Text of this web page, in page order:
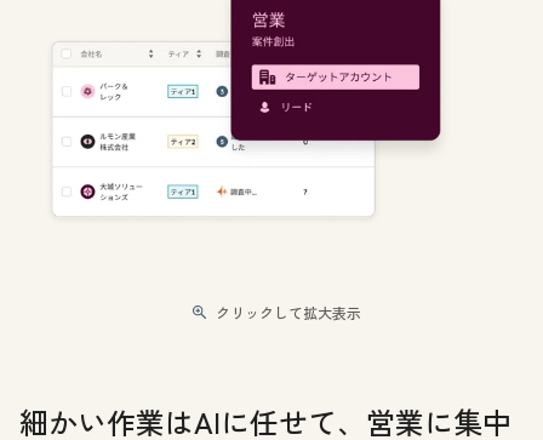
クリックして拡大表示
細かい作業はAIに任せて、営業に集中